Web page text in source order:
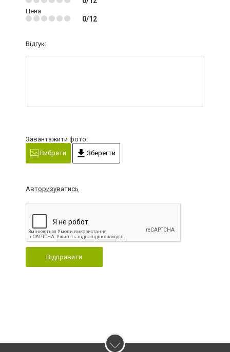
Цена
0/12
Відгук:
Завантажити фото:
Вибрати
Зберегти
Авторизуватись
Відправити